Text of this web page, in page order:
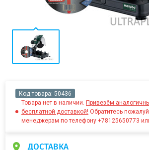
Код товара: 50436
Товара нет в наличии. Привезём
бесплатной доставкой! Обратитесь
менеджерам по телефону +78125650773
ДОСТАВКА